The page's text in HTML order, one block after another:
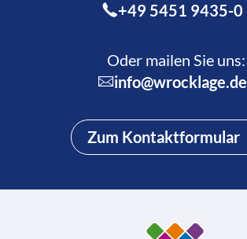
+49 5451 9435-0
Oder mailen Sie uns:
info@wrocklage.de
Zum Kontaktformular